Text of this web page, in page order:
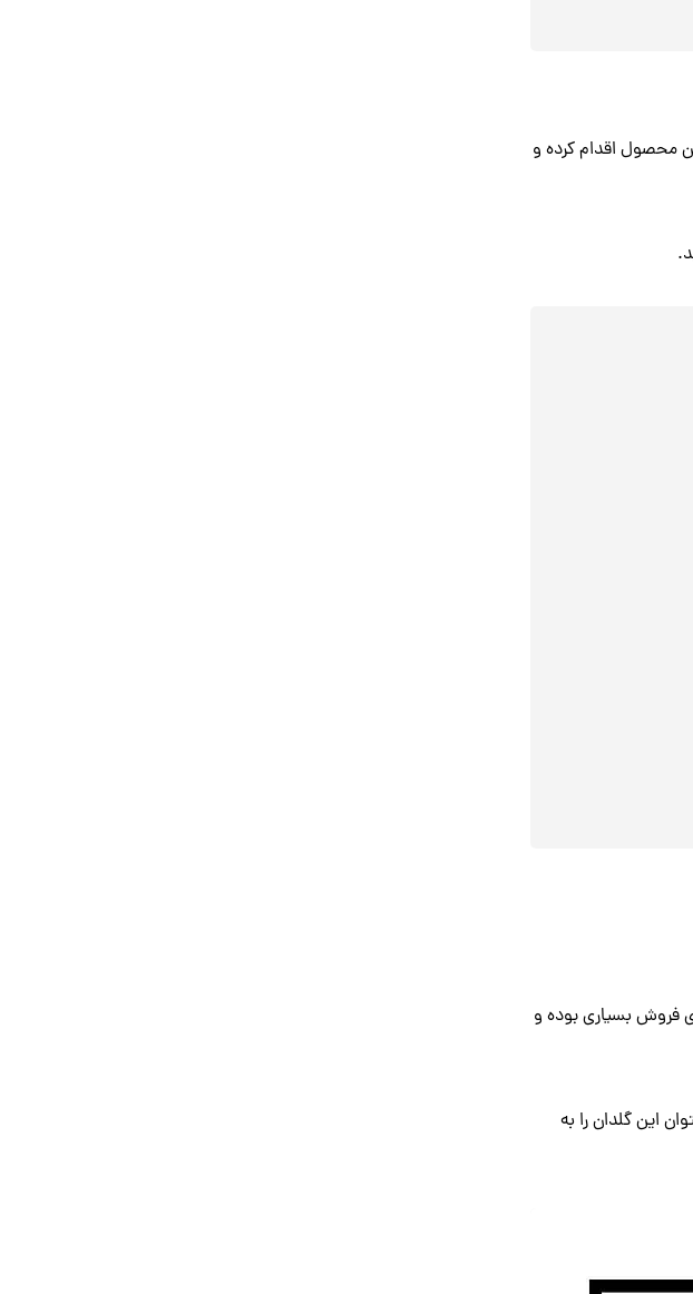
محصول اقدام کرده و
فروش بسیاری بوده و
این گلدان را به